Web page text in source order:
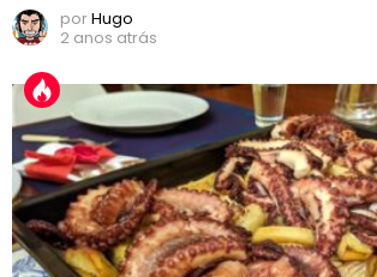
porHugo
2 anos atrás